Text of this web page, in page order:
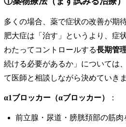
多くの場合、薬で症状の改善が期
肥大症は「治す」というより、症
わたってコントロールする長期管
続ける必要があるか」については
て医師と相談しながら決めていきま
α1ブロッカー（αブロッカー） ：
前立腺・尿道・膀胱頚部の筋肉